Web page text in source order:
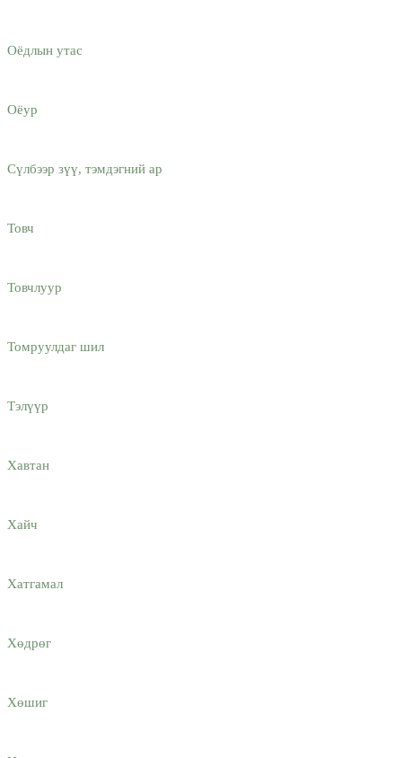
Оёдлын утас
Оёур
Сүлбээр зүү, тэмдэгний ар
Товч
Товчлуур
Томруулдаг шил
Тэлүүр
Хавтан
Хайч
Хатгамaл
Хөдрөг
Хөшиг